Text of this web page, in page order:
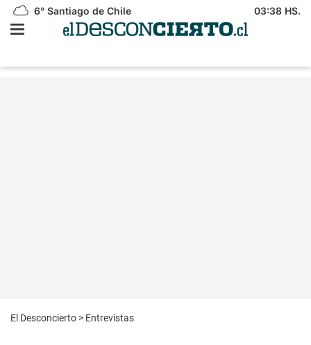
6° Santiago de Chile 03:38 HS.
El Desconcierto > Entrevistas